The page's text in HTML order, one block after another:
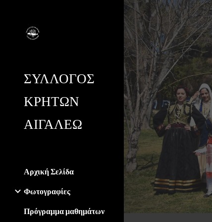
ΣΥΛΛΟΓΟΣ
ΚΡΗΤΩΝ
ΑΙΓΑΛΕΩ
Αρχική Σελίδα
Φωτογραφίες
Πρόγραμμα μαθημάτων